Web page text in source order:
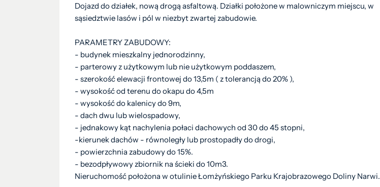
Dojazd do działek, nową drogą asfaltową. Działki położone w malowniczym miejscu, w
sąsiedztwie lasów i pól w niezbyt zwartej zabudowie.
PARAMETRY ZABUDOWY:
- budynek mieszkalny jednorodzinny,
- parterowy z użytkowym lub nie użytkowym poddaszem,
- szerokość elewacji frontowej do 13,5m ( z tolerancją do 20% ),
- wysokość od terenu do okapu do 4,5m
- wysokość do kalenicy do 9m,
- dach dwu lub wielospadowy,
- jednakowy kąt nachylenia połaci dachowych od 30 do 45 stopni,
-kierunek dachów - równoległy lub prostopadły do drogi,
- powierzchnia zabudowy do 15%.
- bezodpływowy zbiornik na ścieki do 10m3.
Nieruchomość położona w otulinie Łomżyńskiego Parku Krajobrazowego Doliny Narwi.